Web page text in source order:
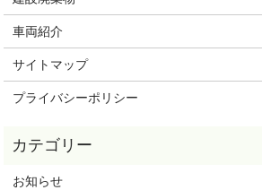
車両紹介
サイトマップ
プライバシーポリシー
お知らせ